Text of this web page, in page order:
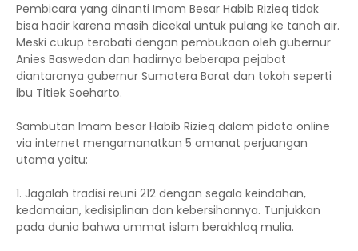
Pembicara yang dinanti Imam Besar Habib Rizieq tidak
bisa hadir karena masih dicekal untuk pulang ke tanah air.
Meski cukup terobati dengan pembukaan oleh gubernur
Anies Baswedan dan hadirnya beberapa pejabat
diantaranya gubernur Sumatera Barat dan tokoh seperti
ibu Titiek Soeharto.
Sambutan Imam besar Habib Rizieq dalam pidato online
via internet mengamanatkan 5 amanat perjuangan
utama yaitu:
1. Jagalah tradisi reuni 212 dengan segala keindahan,
kedamaian, kedisiplinan dan kebersihannya. Tunjukkan
pada dunia bahwa ummat islam berakhlaq mulia.